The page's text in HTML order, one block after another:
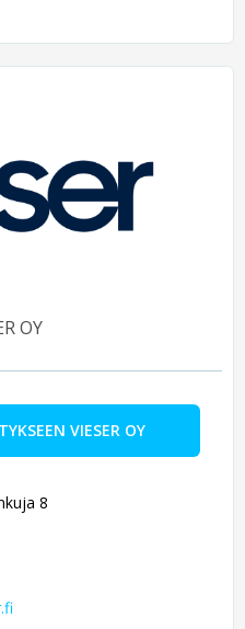
OY
VIESER OY
8